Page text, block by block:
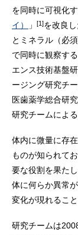
を同時に可視化
イ）
」 [1]を改良
とミネラル（必
で同時に観察す
エンス技術基盤
ージング研究チ
医歯薬学総合研
研究チームによる
体内に微量に存
ものが知られて
要な役割を果た
体に何らか異常
変化が現れるこ
研究チームは